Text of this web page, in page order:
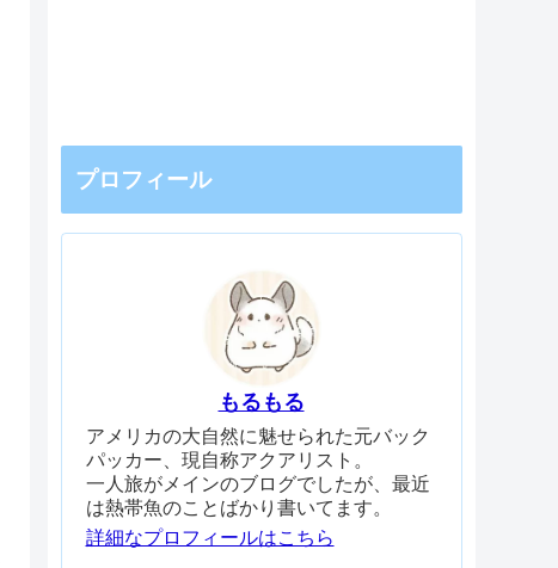
プロフィール
もるもる
アメリカの大自然に魅せられた元バック
パッカー、現自称アクアリスト。
一人旅がメインのブログでしたが、最近
は熱帯魚のことばかり書いてます。
詳細なプロフィールはこちら